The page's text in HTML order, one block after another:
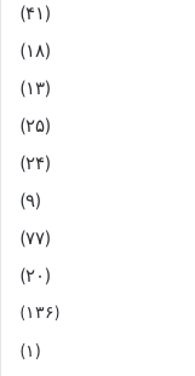
(۴۱)
(۱۸)
(۱۳)
(۲۵)
(۲۴)
(۹)
(۷۷)
(۲۰)
(۱۳۶)
(۱)